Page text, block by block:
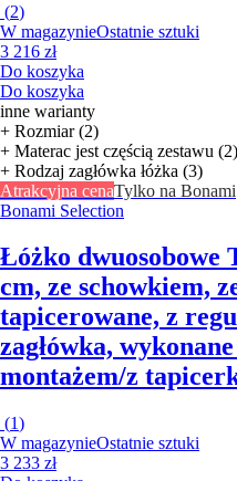
(2)
W magazynieOstatnie sztuki
3 216 zł
Do koszyka
Do koszyka
inne warianty
+ Rozmiar (2)
+ Materac jest częścią zestawu (2)
+ Rodzaj zagłówka łóżka (3)
Atrakcyjna cenaTylko na Bonami
Bonami Selection
Łóżko dwuosobowe
cm, ze schowkiem,
tapicerowane, z
zagłówka,
montażem/z
(1)
W magazynieOstatnie sztuki
3 233 zł